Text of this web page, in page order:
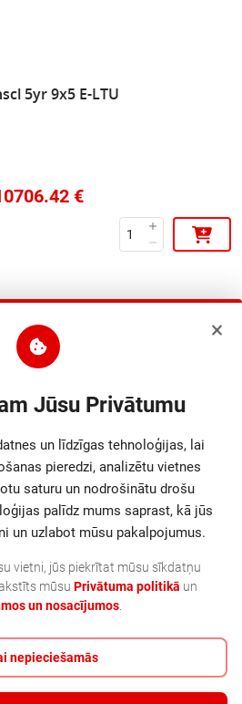
5yr 9x5 E-LTU
€
5 year(s) • 1 license(s)
Enterprise Linux for SAP Solutions
Jūsu Privātumu
un līdzīgas tehnoloģijas, lai
pieredzi, analizētu vietnes
saturu un nodrošinātu drošu
palīdz mums saprast, kā jūs
un uzlabot mūsu pakalpojumus.
vietni, jūs piekrītat mūsu sīkdatņu
mūsu Privātuma politikā un
un nosacījumos.
nepieciešamās